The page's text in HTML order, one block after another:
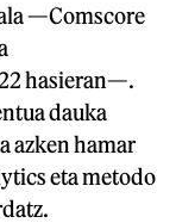
—Comscore
hasieran—.
dauka
azken hamar
eta metodo